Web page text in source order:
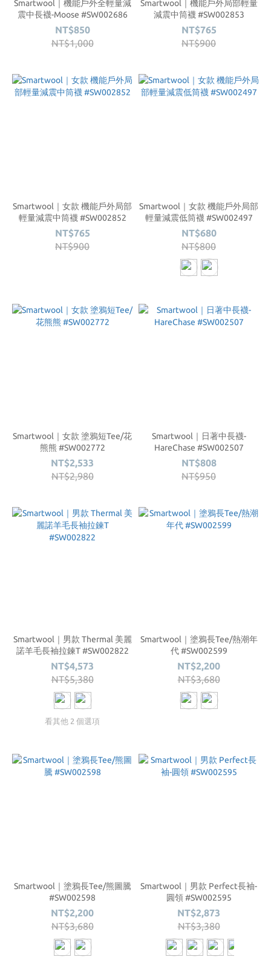
Smartwool｜機能戶外全輕量減
震中長襪-Moose #SW002686
NT$850
NT$1,000
Smartwool｜機能戶外局部輕量
減震中筒襪 #SW002853
NT$765
NT$900
Smartwool｜女款 機能戶外局部
輕量減震中筒襪 #SW002852
NT$765
NT$900
Smartwool｜女款 機能戶外局部
輕量減震低筒襪 #SW002497
NT$680
NT$800
Smartwool｜女款 塗鴉短Tee/花
熊熊 #SW002772
NT$2,533
NT$2,980
Smartwool｜日著中長襪-
HareChase #SW002507
NT$808
NT$950
Smartwool｜男款 Thermal 美麗
諾羊毛長袖拉鍊T #SW002822
NT$4,573
NT$5,380
看其他 2 個選項
Smartwool｜塗鴉長Tee/熱潮年
代 #SW002599
NT$2,200
NT$3,680
Smartwool｜塗鴉長Tee/熊圖騰
#SW002598
NT$2,200
NT$3,680
Smartwool｜男款 Perfect長袖-
圓領 #SW002595
NT$2,873
NT$3,380